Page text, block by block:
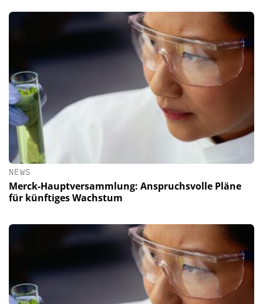
NEWS
Merck-Hauptversammlung: Anspruchsvolle Pläne
für künftiges Wachstum